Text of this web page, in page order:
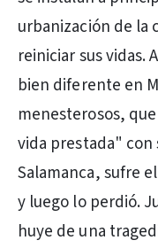
urbanización de la
reiniciar sus vidas.
bien diferente en
menesterosos,
vida prestada" con
Salamanca, sufre
y luego lo perdió.
huye de una